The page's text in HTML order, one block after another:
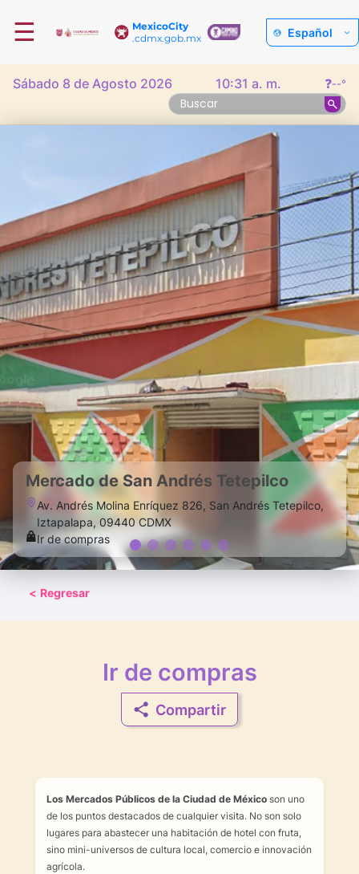
MexicoCity
.cdmx.gob.mx
☰ Español
Sábado 8 de Agosto 2026 10:31 a. m. ❓--°
Mercado de San Andrés Tetepilco
Av. Andrés Molina Enríquez 826, San Andrés Tetepilco,
Iztapalapa, 09440 CDMX
Ir de compras
< Regresar
Ir de compras
Compartir
Los Mercados Públicos de la Ciudad de México son uno
de los puntos destacados de cualquier visita. No son solo
lugares para abastecer una habitación de hotel con fruta,
sino mini-universos de cultura local, comercio e innovación
agrícola.